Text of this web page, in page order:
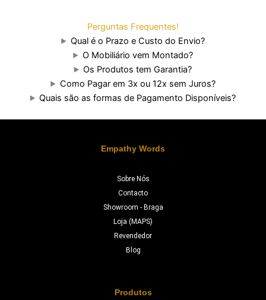
Perguntas Frequentes!
Qual é o Prazo e Custo do Envio?
O Mobiliário vem Montado?
Os Produtos tem Garantia?
Como Pagar em 3x ou 12x sem Juros?
Quais são as formas de Pagamento Disponíveis?
Empathy Words
Sobre Nós
Contacto
Showroom - Braga
Loja (MAPS)
Revendedor
Blog
Produtos